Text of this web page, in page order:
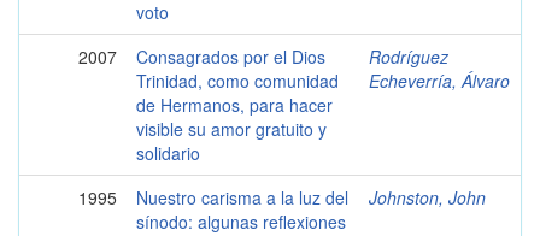
voto
2007
Consagrados por el Dios
Trinidad, como comunidad
de Hermanos, para hacer
visible su amor gratuito y
solidario
Rodríguez
Echeverría, Álvaro
1995
Nuestro carisma a la luz del
sínodo: algunas reflexiones
Johnston, John